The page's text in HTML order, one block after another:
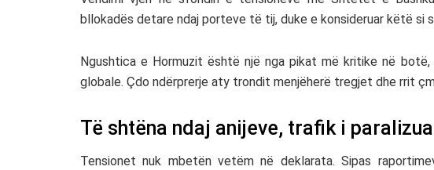
bllokadës detare ndaj porteve të tij, duke e konsideruar këtë si
Ngushtica e Hormuzit është një nga pikat më kritike në
globale. Çdo ndërprerje aty trondit menjëherë tregjet dhe rrit
Të shtëna ndaj anijeve, trafik i
Tensionet nuk mbetën vetëm në deklarata. Sipas